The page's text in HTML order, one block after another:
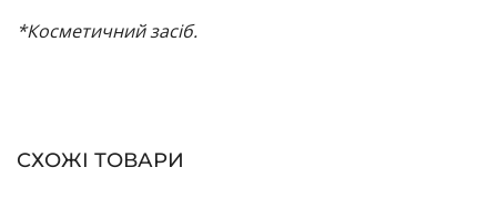
*Косметичний засіб.
СХОЖІ ТОВАРИ